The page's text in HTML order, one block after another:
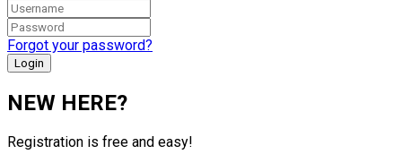
Forgot your password?
NEW HERE?
Registration is free and easy!